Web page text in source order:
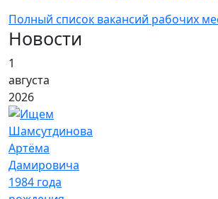
Полный список вакансий рабочих
Новости
1
августа
2026